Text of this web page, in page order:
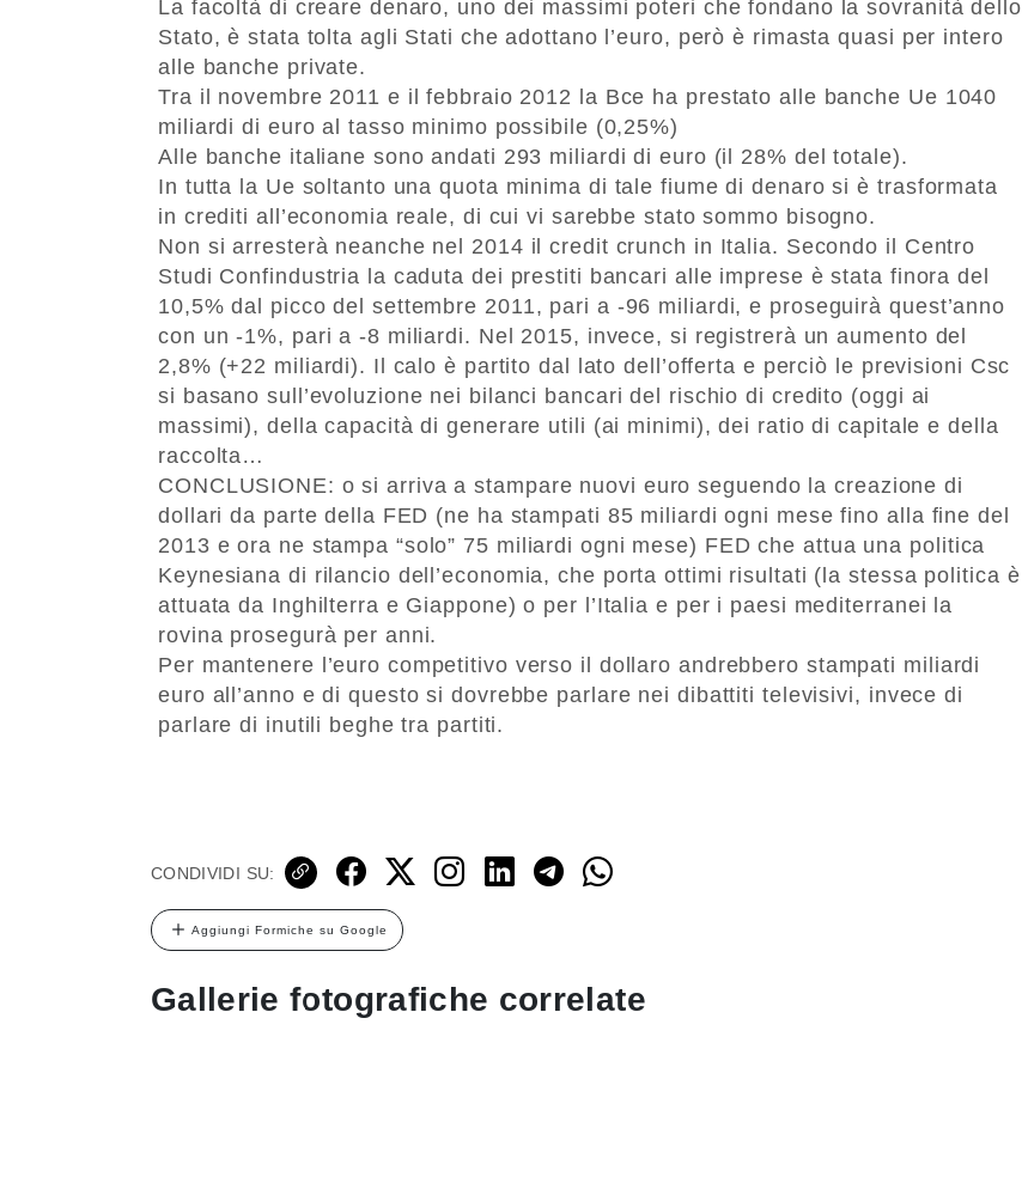
La facoltà di creare denaro, uno dei massimi poteri che fondano la sovranità dello
Stato, è stata tolta agli Stati che adottano l’euro, però è rimasta quasi per intero
alle banche private.
Tra il novembre 2011 e il febbraio 2012 la Bce ha prestato alle banche Ue 1040
miliardi di euro al tasso minimo possibile (0,25%)
Alle banche italiane sono andati 293 miliardi di euro (il 28% del totale).
In tutta la Ue soltanto una quota minima di tale fiume di denaro si è trasformata
in crediti all’economia reale, di cui vi sarebbe stato sommo bisogno.
Non si arresterà neanche nel 2014 il credit crunch in Italia. Secondo il Centro
Studi Confindustria la caduta dei prestiti bancari alle imprese è stata finora del
10,5% dal picco del settembre 2011, pari a -96 miliardi, e proseguirà quest’anno
con un -1%, pari a -8 miliardi. Nel 2015, invece, si registrerà un aumento del
2,8% (+22 miliardi). Il calo è partito dal lato dell’offerta e perciò le previsioni Csc
si basano sull’evoluzione nei bilanci bancari del rischio di credito (oggi ai
massimi), della capacità di generare utili (ai minimi), dei ratio di capitale e della
raccolta…
CONCLUSIONE: o si arriva a stampare nuovi euro seguendo la creazione di
dollari da parte della FED (ne ha stampati 85 miliardi ogni mese fino alla fine del
2013 e ora ne stampa “solo” 75 miliardi ogni mese) FED che attua una politica
Keynesiana di rilancio dell’economia, che porta ottimi risultati (la stessa politica è
attuata da Inghilterra e Giappone) o per l’Italia e per i paesi mediterranei la
rovina prosegurà per anni.
Per mantenere l’euro competitivo verso il dollaro andrebbero stampati miliardi
euro all’anno e di questo si dovrebbe parlare nei dibattiti televisivi, invece di
parlare di inutili beghe tra partiti.
CONDIVIDI SU:
Aggiungi Formiche su Google
Gallerie fotografiche correlate